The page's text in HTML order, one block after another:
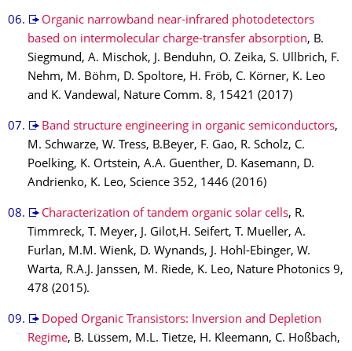
Organic narrowband near-infrared photodetectors
based on intermolecular charge-transfer absorption, B.
Siegmund, A. Mischok, J. Benduhn, O. Zeika, S. Ullbrich, F.
Nehm, M. Böhm, D. Spoltore, H. Fröb, C. Körner, K. Leo
and K. Vandewal, Nature Comm. 8, 15421 (2017)
Band structure engineering in organic semiconductors,
M. Schwarze, W. Tress, B.Beyer, F. Gao, R. Scholz, C.
Poelking, K. Ortstein, A.A. Guenther, D. Kasemann, D.
Andrienko, K. Leo, Science 352, 1446 (2016)
Characterization of tandem organic solar cells, R.
Timmreck, T. Meyer, J. Gilot,H. Seifert, T. Mueller, A.
Furlan, M.M. Wienk, D. Wynands, J. Hohl-Ebinger, W.
Warta, R.A.J. Janssen, M. Riede, K. Leo, Nature Photonics 9,
478 (2015).
Doped Organic Transistors: Inversion and Depletion
Regime, B. Lüssem, M.L. Tietze, H. Kleemann, C. Hoßbach,